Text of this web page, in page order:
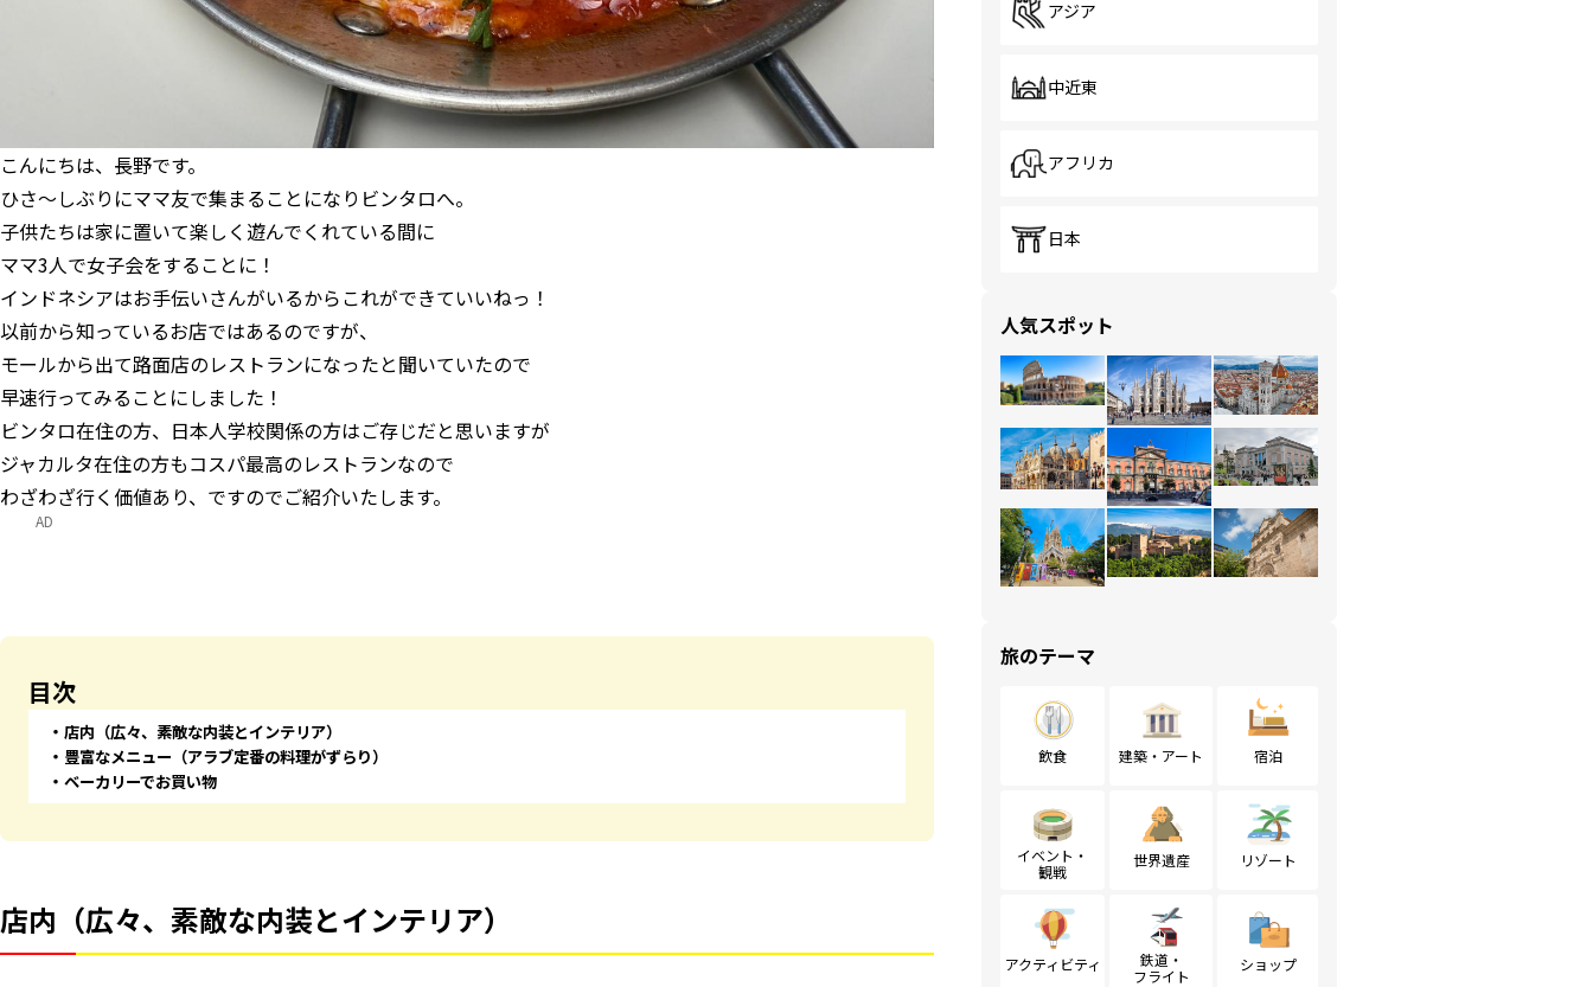
こんにちは、長野です。
ひさ～しぶりにママ友で集まることになりビンタロへ。
子供たちは家に置いて楽しく遊んでくれている間に
ママ3人で女子会をすることに！
インドネシアはお手伝いさんがいるからこれができていいねっ！
以前から知っているお店ではあるのですが、
モールから出て路面店のレストランになったと聞いていたので
早速行ってみることにしました！
ビンタロ在住の方、日本人学校関係の方はご存じだと思いますが
ジャカルタ在住の方もコスパ最高のレストランなので
わざわざ行く価値あり、ですのでご紹介いたします。
AD
目次
店内（広々、素敵な内装とインテリア）
豊富なメニュー（アラブ定番の料理がずらり）
ベーカリーでお買い物
店内（広々、素敵な内装とインテリア）
アジア
中近東
アフリカ
日本
人気スポット
旅のテーマ
飲食 建築・アート 宿泊
イベント・
観戦
世界遺産 リゾート
アクティビティ
鉄道・
フライト
ショップ